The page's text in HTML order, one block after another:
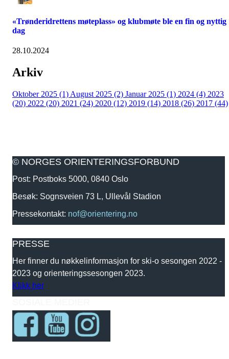
«Trønderidrettens møteplass» og klubmøte ble en fin og nyttig
dag
28.10.2024
Arkiv
Oktober 2025 (1) August 2025 (2) Januar 2025 (1) 2024 (4) 2023
(20) 2022 (20) 2021 (24) 2020 (12) 2019 (14) 2018 (26) 2017 (44)
© NORGES ORIENTERINGSFORBUND
Post: Postboks 5000, 0840 Oslo
Besøk: Sognsveien 73 L, Ullevål Stadion
Pressekontakt: nof@orientering.no
PRESSE
Her finner du nøkkelinformasjon for ski-o sesongen 2022 -
2023 og orienteringssesongen 2023.
Klikk her